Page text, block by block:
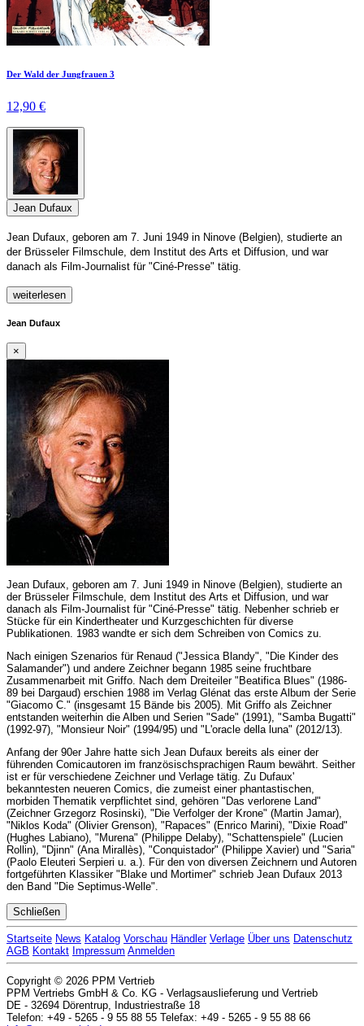
Der Wald der Jungfrauen 3
12,90 €
Jean Dufaux
Jean Dufaux, geboren am 7. Juni 1949 in Ninove (Belgien), studierte an
der Brüsseler Filmschule, dem Institut des Arts et Diffusion, und war
danach als Film-Journalist für "Ciné-Presse" tätig.
weiterlesen
Jean Dufaux
×
Jean Dufaux, geboren am 7. Juni 1949 in Ninove (Belgien), studierte an
der Brüsseler Filmschule, dem Institut des Arts et Diffusion, und war
danach als Film-Journalist für "Ciné-Presse" tätig. Nebenher schrieb er
Stücke für ein Kindertheater und Kurzgeschichten für diverse
Publikationen. 1983 wandte er sich dem Schreiben von Comics zu.
Nach einigen Szenarios für Renaud ("Jessica Blandy", "Die Kinder des
Salamander") und andere Zeichner begann 1985 seine fruchtbare
Zusammenarbeit mit Griffo. Nach dem Dreiteiler "Beatifica Blues" (1986-
89 bei Dargaud) erschien 1988 im Verlag Glénat das erste Album der Serie
"Giacomo C." (insgesamt 15 Bände bis 2005). Mit Griffo als Zeichner
entstanden weiterhin die Alben und Serien "Sade" (1991), "Samba Bugatti"
(1992-97), "Monsieur Noir" (1994/95) und "L'oracle della luna" (2012/13).
Anfang der 90er Jahre hatte sich Jean Dufaux bereits als einer der
führenden Comicautoren im französischsprachigen Raum bewährt. Seither
ist er für verschiedene Zeichner und Verlage tätig. Zu Dufaux'
bekanntesten neueren Comics, die zumeist einer phantastischen,
morbiden Thematik verpflichtet sind, gehören "Das verlorene Land"
(Zeichner Grzegorz Rosinski), "Die Verfolger der Krone" (Martin Jamar),
"Niklos Koda" (Olivier Grenson), "Rapaces" (Enrico Marini), "Dixie Road"
(Hughes Labiano), "Murena" (Philippe Delaby), "Schattenspiele" (Lucien
Rollin), "Djinn" (Ana Mirallès), "Conquistador" (Philippe Xavier) und "Saria"
(Paolo Eleuteri Serpieri u. a.). Für den von diversen Zeichnern und Autoren
fortgeführten Klassiker "Blake und Mortimer" schrieb Jean Dufaux 2013
den Band "Die Septimus-Welle".
Schließen
Startseite News Katalog Vorschau Händler Verlage Über uns Datenschutz
AGB Kontakt Impressum Anmelden
Copyright © 2026 PPM Vertrieb
PPM Vertriebs GmbH & Co. KG - Verlagsauslieferung und Vertrieb
DE - 32694 Dörentrup, Industriestraße 18
Telefon: +49 - 5265 - 9 55 88 55 Telefax: +49 - 5265 - 9 55 88 66